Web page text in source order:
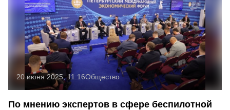
20 июня 2025, 11:16Общество
По мнению экспертов в сфере беспилотной